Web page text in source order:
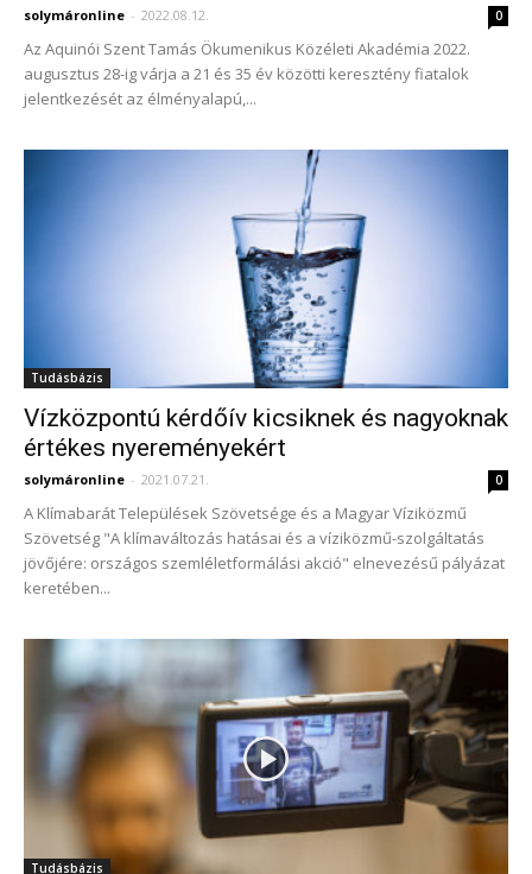
solymáronline - 2022.08.12. 0
Az Aquinói Szent Tamás Ökumenikus Közéleti Akadémia 2022.
augusztus 28-ig várja a 21 és 35 év közötti keresztény fiatalok
jelentkezését az élményalapú,...
Tudásbázis
Vízközpontú kérdőív kicsiknek és nagyoknak
értékes nyereményekért
solymáronline - 2021.07.21. 0
A Klímabarát Települések Szövetsége és a Magyar Víziközmű
Szövetség "A klímaváltozás hatásai és a víziközmű-szolgáltatás
jövőjére: országos szemléletformálási akció" elnevezésű pályázat
keretében...
Tudásbázis